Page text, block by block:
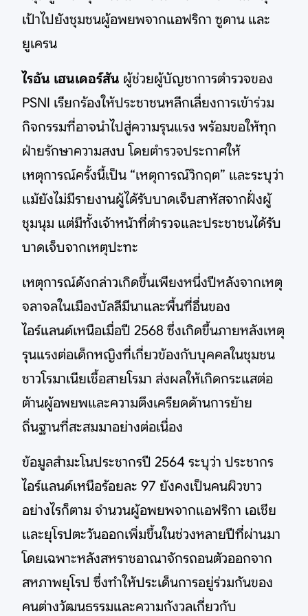
เป้าไปยังชุมชนผู้อพยพจากแอฟริกา ซูดาน และ
ยูเครน
ไรอัน เฮนเดอร์สัน ผู้ช่วยผู้บัญชาการตำรวจของ
PSNI เรียกร้องให้ประชาชนหลีกเลี่ยงการเข้าร่วม
กิจกรรมที่อาจนำไปสู่ความรุนแรง พร้อมขอให้ทุก
ฝ่ายรักษาความสงบ โดยตำรวจประกาศให้
เหตุการณ์ครั้งนี้เป็น “เหตุการณ์วิกฤต” และระบุว่า
แม้ยังไม่มีรายงานผู้ได้รับบาดเจ็บสาหัสจากฝั่งผู้
ชุมนุม แต่มีทั้งเจ้าหน้าที่ตำรวจและประชาชนได้รับ
บาดเจ็บจากเหตุปะทะ
เหตุการณ์ดังกล่าวเกิดขึ้นเพียงหนึ่งปีหลังจากเหตุ
จลาจลในเมืองบัลลีมีนาและพื้นที่อื่นของ
ไอร์แลนด์เหนือเมื่อปี 2568 ซึ่งเกิดขึ้นภายหลังเหตุ
รุนแรงต่อเด็กหญิงที่เกี่ยวข้องกับบุคคลในชุมชน
ชาวโรมาเนียเชื้อสายโรมา ส่งผลให้เกิดกระแสต่อ
ต้านผู้อพยพและความตึงเครียดด้านการย้าย
ถิ่นฐานที่สะสมมาอย่างต่อเนื่อง
ข้อมูลสำมะโนประชากรปี 2564 ระบุว่า ประชากร
ไอร์แลนด์เหนือร้อยละ 97 ยังคงเป็นคนผิวขาว
อย่างไรก็ตาม จำนวนผู้อพยพจากแอฟริกา เอเชีย
และยุโรปตะวันออกเพิ่มขึ้นในช่วงหลายปีที่ผ่านมา
โดยเฉพาะหลังสหราชอาณาจักรถอนตัวออกจาก
สหภาพยุโรป ซึ่งทำให้ประเด็นการอยู่ร่วมกันของ
คนต่างวัฒนธรรมและความกังวลเกี่ยวกับ